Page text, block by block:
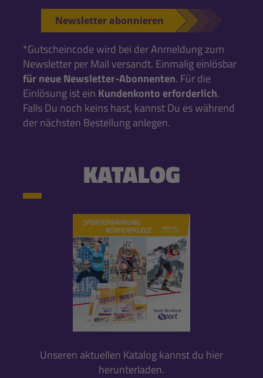
Newsletter abonnieren
*Gutscheincode wird bei der Anmeldung zum
Newsletter per Mail versandt. Einmalig einlösbar
für neue Newsletter-Abonnenten. Für die
Einlösung ist ein Kundenkonto erforderlich.
Falls Du noch keins hast, kannst Du es während
der nächsten Bestellung anlegen.
KATALOG
Unseren aktuellen Katalog kannst du hier
herunterladen.